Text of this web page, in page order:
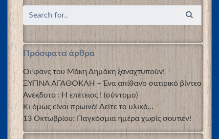
Πρόσφατα άρθρα
Οι φανς του Μάκη Δημάκη ξαναχτυπούν!
ΞΥΠΝΑ ΑΓΑΘΟΚΛΗ – Ένα απίθανο σατιρικό βίντεο
Ανέκδοτο : Η επέτειος ! (σύντομο)
Κι όμως είναι πρωινό! Δείτε τα υλικά…
13 Οκτωβρίου: Παγκόσμια ημέρα χωρίς σουτιέν!